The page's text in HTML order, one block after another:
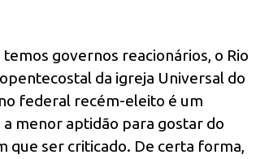
governos reacionários, o Rio
da igreja Universal do
federal recém-eleito é um
menor aptidão para gostar do
que ser criticado. De certa forma,